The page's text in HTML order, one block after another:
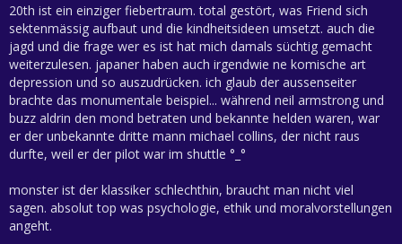
20th ist ein einziger fiebertraum. total gestört, was Friend sich
sektenmässig aufbaut und die kindheitsideen umsetzt. auch die
jagd und die frage wer es ist hat mich damals süchtig gemacht
weiterzulesen. japaner haben auch irgendwie ne komische art
depression und so auszudrücken. ich glaub der aussenseiter
brachte das monumentale beispiel... während neil armstrong und
buzz aldrin den mond betraten und bekannte helden waren, war
er der unbekannte dritte mann michael collins, der nicht raus
durfte, weil er der pilot war im shuttle °_°
monster ist der klassiker schlechthin, braucht man nicht viel
sagen. absolut top was psychologie, ethik und moralvorstellungen
angeht.